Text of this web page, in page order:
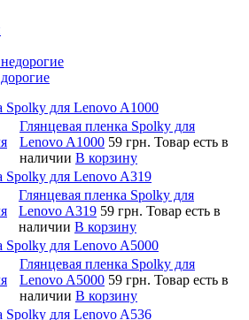
Spolky для Lenovo A1000
Глянцевая пленка Spolky для
Lenovo A1000 59 грн. Товар есть в
наличии В корзину
Spolky для Lenovo A319
Глянцевая пленка Spolky для
Lenovo A319 59 грн. Товар есть в
наличии В корзину
Spolky для Lenovo A5000
Глянцевая пленка Spolky для
Lenovo A5000 59 грн. Товар есть в
наличии В корзину
Spolky для Lenovo A536